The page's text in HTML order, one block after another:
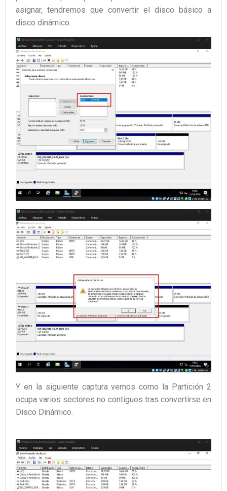
asignar, tendremos que convertir el disco básico a
disco dinámico.
Y en la siguiente captura vemos como la Partición 2
ocupa varios sectores no contiguos tras convertirse en
Disco Dinámico.